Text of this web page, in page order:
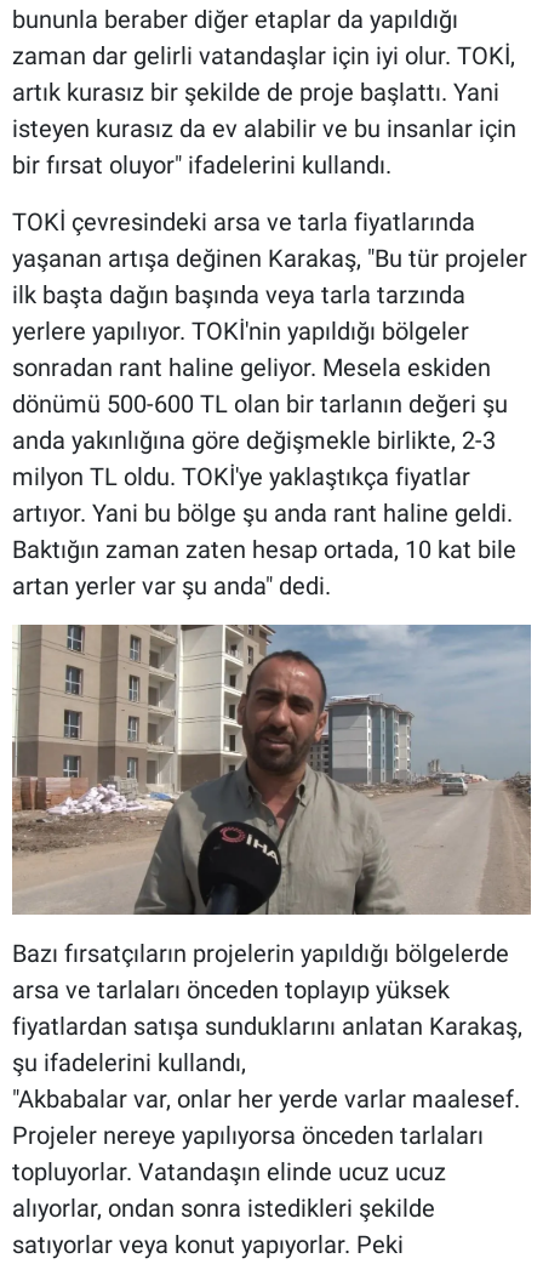
bununla beraber diğer etaplar da yapıldığı
zaman dar gelirli vatandaşlar için iyi olur. TOKİ,
artık kurasız bir şekilde de proje başlattı. Yani
isteyen kurasız da ev alabilir ve bu insanlar için
bir fırsat oluyor" ifadelerini kullandı.
TOKİ çevresindeki arsa ve tarla fiyatlarında
yaşanan artışa değinen Karakaş, "Bu tür projeler
ilk başta dağın başında veya tarla tarzında
yerlere yapılıyor. TOKİ'nin yapıldığı bölgeler
sonradan rant haline geliyor. Mesela eskiden
dönümü 500-600 TL olan bir tarlanın değeri şu
anda yakınlığına göre değişmekle birlikte, 2-3
milyon TL oldu. TOKİ'ye yaklaştıkça fiyatlar
artıyor. Yani bu bölge şu anda rant haline geldi.
Baktığın zaman zaten hesap ortada, 10 kat bile
artan yerler var şu anda" dedi.
Bazı fırsatçıların projelerin yapıldığı bölgelerde
arsa ve tarlaları önceden toplayıp yüksek
fiyatlardan satışa sunduklarını anlatan Karakaş,
şu ifadelerini kullandı,
"Akbabalar var, onlar her yerde varlar maalesef.
Projeler nereye yapılıyorsa önceden tarlaları
topluyorlar. Vatandaşın elinde ucuz ucuz
alıyorlar, ondan sonra istedikleri şekilde
satıyorlar veya konut yapıyorlar. Peki